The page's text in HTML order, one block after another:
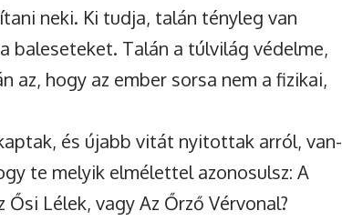
neki. Ki tudja, talán tényleg van
baleseteket. Talán a túlvilág védelme,
hogy az ember sorsa nem a fizikai,
és újabb vitát nyitottak arról, van-
te melyik elmélettel azonosulsz: A
Lélek, vagy Az Őrző Vérvonal?